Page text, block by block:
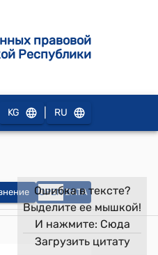
правовой
Республики
KG RU
OPEN DATA
Ошибка в тексте?
Выделите ее мышкой!
И нажмите: Сюда
Загрузить цитату